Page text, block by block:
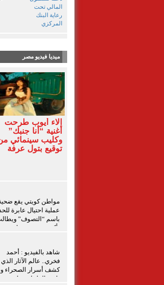
ميديا فيديو مصر
آلاء أيوب طرحت
أغنية “أنا جنبك”
وكليب سينمائي
توقيع بتول عرفة
مواطن كويتي يقع
عملية احتيال عابرة
باسم “التصوف”
بأكثر من نصف مليون
شاهد بالفيديو : أحمد
فخري.. عالم الآثار الذي
كشف أسرار الصحراء
تاريخ الواحات تعليق